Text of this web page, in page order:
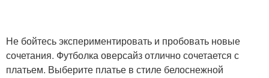
Не бойтесь экспериментировать и пробовать новые
сочетания. Футболка оверсайз отлично сочетается с
платьем. Выберите платье в стиле белоснежной